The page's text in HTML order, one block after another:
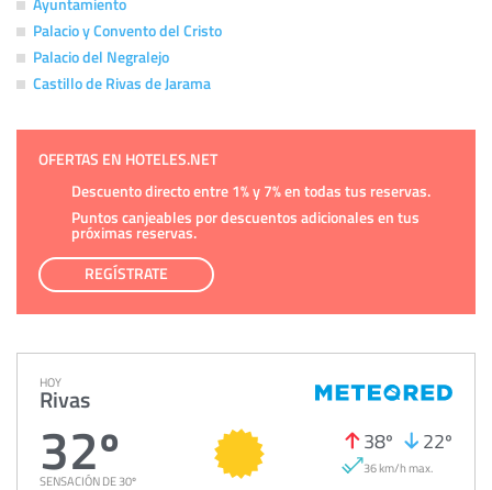
Palacio y Convento del Cristo
Palacio del Negralejo
Castillo de Rivas de Jarama
OFERTAS EN HOTELES.NET
Descuento directo entre 1% y 7% en todas tus reservas.
Puntos canjeables por descuentos adicionales en tus
próximas reservas.
REGÍSTRATE
HOY
Rivas
32º
SENSACIÓN DE 30º
38º 22º
36 km/h max.